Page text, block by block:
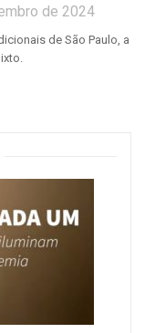
de 2024
de São Paulo, a